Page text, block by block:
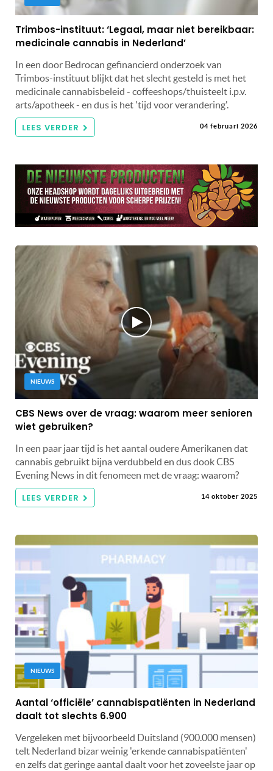
Trimbos-instituut: ‘Legaal, maar niet bereikbaar:
medicinale cannabis in Nederland’
In een door Bedrocan gefinancierd onderzoek van
Trimbos-instituut blijkt dat het slecht gesteld is met het
medicinale cannabisbeleid - coffeeshops/thuisteelt i.p.v.
arts/apotheek - en dus is het 'tijd voor verandering'.
LEES VERDER 04 februari 2026
NIEUWS
CBS News over de vraag: waarom meer senioren
wiet gebruiken?
In een paar jaar tijd is het aantal oudere Amerikanen dat
cannabis gebruikt bijna verdubbeld en dus dook CBS
Evening News in dit fenomeen met de vraag: waarom?
LEES VERDER 14 oktober 2025
NIEUWS
Aantal ‘officiële’ cannabispatiënten in Nederland
daalt tot slechts 6.900
Vergeleken met bijvoorbeeld Duitsland (900.000 mensen)
telt Nederland bizar weinig 'erkende cannabispatiënten'
en zelfs dat geringe aantal daalt voor het zoveelste jaar op